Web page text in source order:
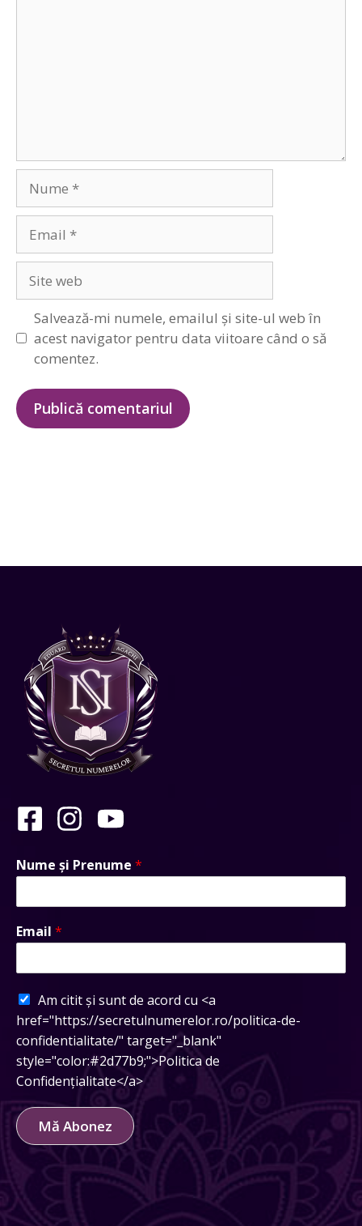
web
Salvează-mi numele, emailul și site-ul web în
acest navigator pentru data viitoare când o să
comentez.
Nume și Prenume *
Email *
Am citit și sunt de acord cu <a
href="https://secretulnumerelor.ro/politica-de-
confidentialitate/" target="_blank"
style="color:#2d77b9;">Politica de
Confidențialitate</a>
Mă Abonez